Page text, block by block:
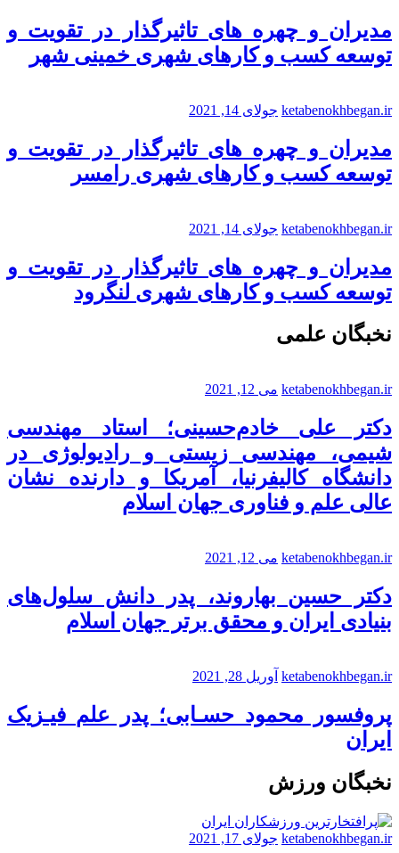
مدیران و چهره های تاثیرگذار در تقویت و
توسعه کسب و کارهای شهری خمینی شهر
ketabenokhbegan.ir جولای 14, 2021
مدیران و چهره های تاثیرگذار در تقویت و
توسعه کسب و کارهای شهری رامسر
ketabenokhbegan.ir جولای 14, 2021
مدیران و چهره های تاثیرگذار در تقویت و
توسعه کسب و کارهای شهری لنگرود
نخبگان علمی
ketabenokhbegan.ir می 12, 2021
دکتر علی خادم‌حسینی؛ استاد مهندسی
شیمی، مهندسی زیستی و رادیولوژی در
دانشگاه کالیفرنیا، آمریکا و دارنده نشان
عالی علم و فناوری جهان اسلام
ketabenokhbegan.ir می 12, 2021
دکتر حسین بهاروند، پدر دانش سلول‌های
بنیادی ایران و محقق برتر جهان اسلام
ketabenokhbegan.ir آوریل 28, 2021
پروفسور محمود حسـابی؛ پدر علم فیـزیک
ایران
نخبگان ورزش
ketabenokhbegan.ir جولای 17, 2021